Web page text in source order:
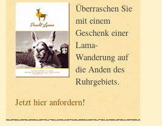
Überraschen Sie
mit einem
Geschenk einer
Lama-
Wanderung auf
die Anden des
Ruhrgebiets.
Jetzt hier anfordern!